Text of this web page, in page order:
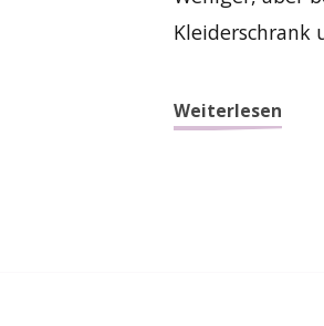
Kleiderschrank
Weiterlesen